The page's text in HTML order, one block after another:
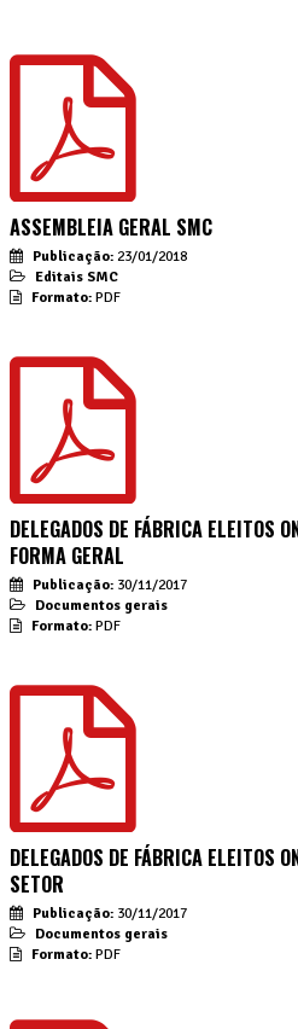
ASSEMBLEIA GERAL SMC
Publicação: 23/01/2018
Editais SMC
Formato: PDF
DELEGADOS DE FÁBRICA ELEITOS
FORMA GERAL
Publicação: 30/11/2017
Documentos gerais
Formato: PDF
DELEGADOS DE FÁBRICA ELEITOS
SETOR
Publicação: 30/11/2017
Documentos gerais
Formato: PDF